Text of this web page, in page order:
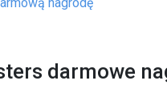
darmowe